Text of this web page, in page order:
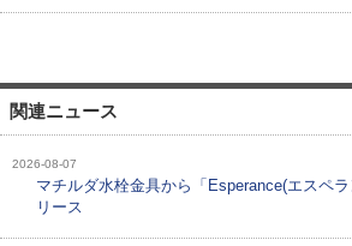
関連ニュース
2026-08-07
マチルダ水栓金具から「Esperance(エスペ
リース